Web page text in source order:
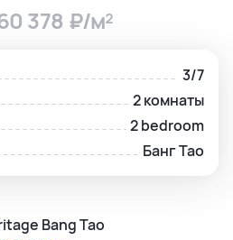
378 ₽/м²
3/7
2 комнаты
2 bedroom
Банг Тао
Bang Tao